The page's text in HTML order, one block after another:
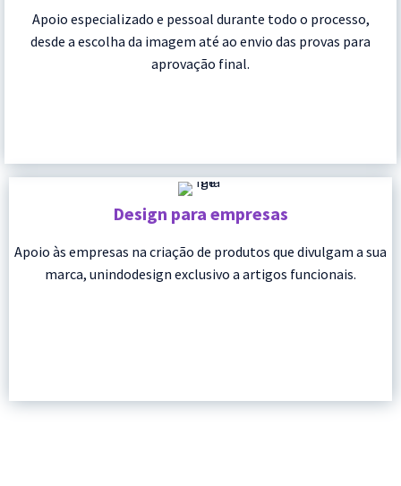
Apoio especializado e pessoal durante todo o processo,
desde a escolha da imagem até ao envio das provas para
aprovação final.
Design para empresas
Apoio às empresas na criação de produtos que divulgam a sua
marca, unindodesign exclusivo a artigos funcionais.